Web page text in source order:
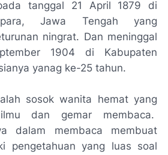
tanggal 21 April 1879 di
Jawa Tengah yang
ningrat. Dan meninggal
1904 di Kabupaten
yanag ke-25 tahun.
sosok wanita hemat yang
dan gemar membaca.
dalam membaca membuat
pengetahuan yang luas soal